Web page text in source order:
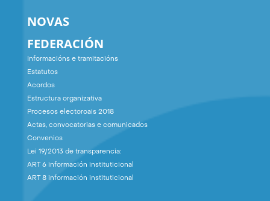
NOVAS
FEDERACIÓN
Informacións e tramitacións
Estatutos
Acordos
Estructura organizativa
Procesos electoroais 2018
Actas, convocatorias e comunicados
Convenios
Lei 19/2013 de transparencia:
ART 6 información instituticional
ART 8 información instituticional